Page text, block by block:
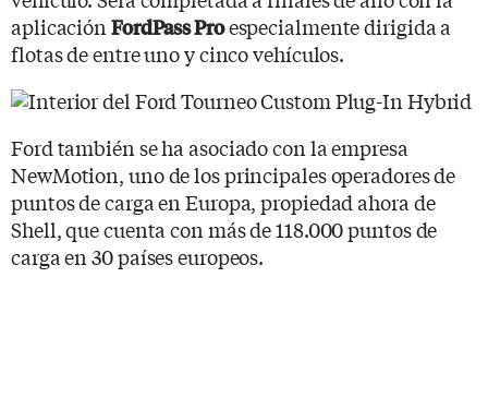
aplicación FordPass Proespecialmente dirigida a
flotas de entre uno y cinco vehículos.
Ford también se ha asociado con la empresa
NewMotion, uno de los principales operadores de
puntos de carga en Europa, propiedad ahora de
Shell, que cuenta con más de 118.000 puntos de
carga en 30 países europeos.